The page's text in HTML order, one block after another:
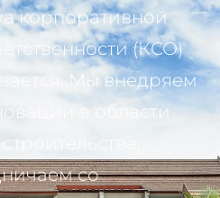
корпоративной
(КСО)
Мы внедряем
в области
со